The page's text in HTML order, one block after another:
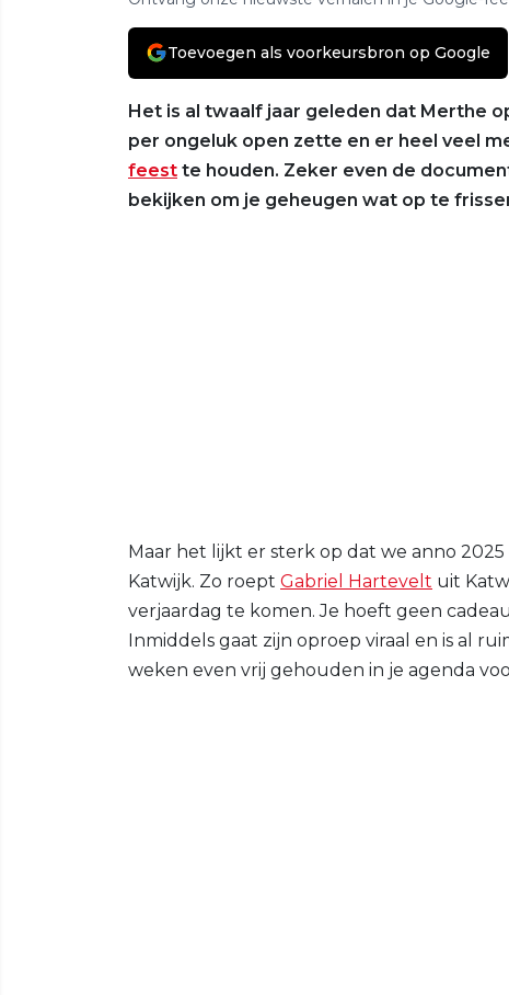
Toevoegen als voorkeursbron op Google
Het is al twaalf jaar geleden dat Merthe
per ongeluk open zette en er heel veel
feest te houden. Zeker even de
bekijken om je geheugen wat op te
Maar het lijkt er sterk op dat we anno
Katwijk. Zo roept Gabriel Hartevelt uit
verjaardag te komen. Je hoeft geen
Inmiddels gaat zijn oproep viraal en is al
weken even vrij gehouden in je agenda